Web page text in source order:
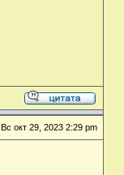
Вс окт 29, 2023 2:29 pm